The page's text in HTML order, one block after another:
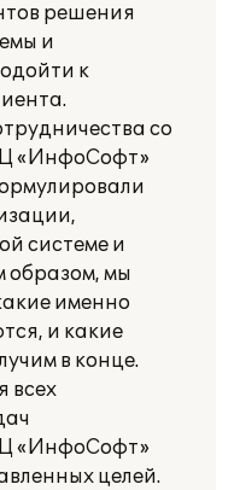
решения
и
к
со
«ИнфоСофт»
системе и
образом, мы
именно
и какие
в конце.
всех
«ИнфоСофт»
целей.